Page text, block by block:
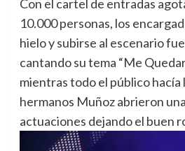
Con el cartel de entradas
10.000 personas, los
hielo y subirse al escenario
cantando su tema “Me
mientras todo el público hacía
hermanos Muñoz abrieron
actuaciones dejando el buen